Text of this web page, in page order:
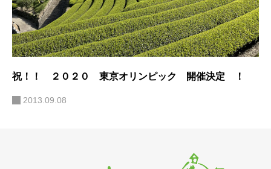
祝！！ ２０２０ 東京オリンピック 開催決定 ！
2013.09.08